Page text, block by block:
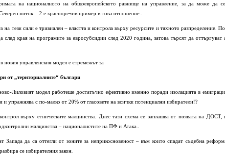
на националното на общоевропейското равнище на управление, за да може да се
поток – 2 е красноречив пример в това отношение..
тези сили е тривиален – властта и контрола върху ресурсите и тяхното разпределение.
след края на програмите за евросубсидии след 2020 година, затова търсят да оттъргуват
новия управленския модел е стремежът за
от „териториалните“ българи
Лиловият модел работеше достатъчно ефективно именно поради изолацията в
и упражнява с по-малко от 20% от гласовете на всички потенциални избиратели!?
върху етническите малцинства. Днес тази схема се заплашва от появата на ДОСТ,
малцинства – националистите на ПФ и Атака..
Запада да са оттегли от зоните за неприкосновеност – към които спадат съдебна
се избирателния закон.